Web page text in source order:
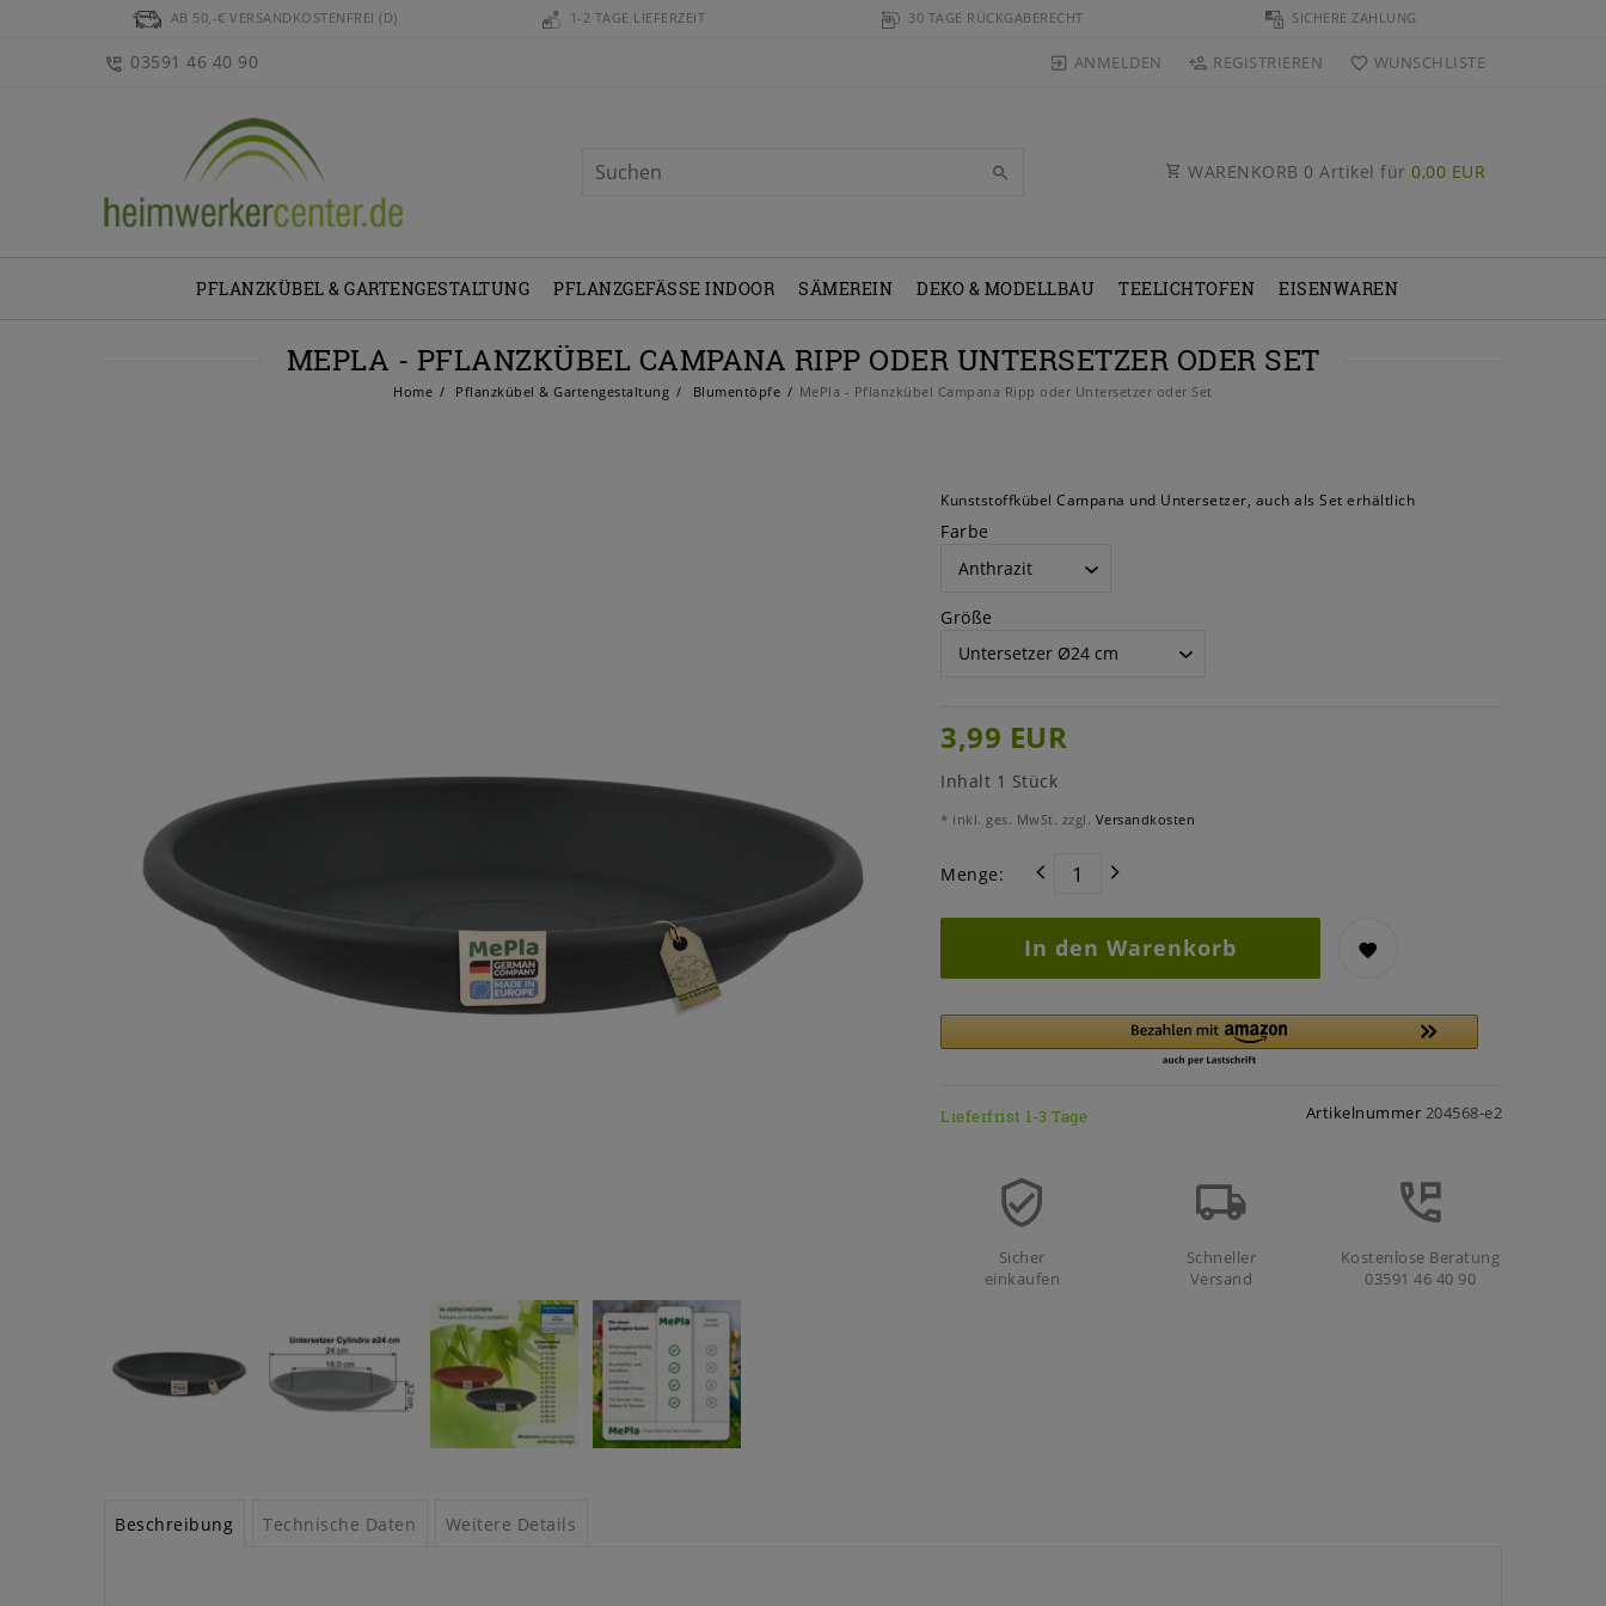
AB 50,-€ VERSANDKOSTENFREI (D) 1-2 TAGE LIEFERZEIT 30 TAGE RÜCKGABERECHT SICHERE ZAHLUNG
03591 46 40 90 ANMELDEN REGISTRIEREN WUNSCHLISTE
WARENKORB 0 Artikel für 0,00 EUR
PFLANZKÜBEL & GARTENGESTALTUNG PFLANZGEFÄSSE INDOOR SÄMEREIN DEKO & MODELLBAU TEELICHTOFEN EISENWAREN
MEPLA - PFLANZKÜBEL CAMPANA RIPP ODER UNTERSETZER ODER SET
Home Pflanzkübel & Gartengestaltung Blumentöpfe MePla - Pflanzkübel Campana Ripp oder Untersetzer oder Set
Kunststoffkübel Campana und Untersetzer, auch als Set erhältlich
Farbe
Größe
3,99 EUR
Inhalt 1 Stück
* inkl. ges. MwSt. zzgl. Versandkosten
Menge:
In den Warenkorb
Lieferfrist 1-3 Tage Artikelnummer 204568-e2
Sicher
einkaufen
Schneller
Versand
Kostenlose Beratung
03591 46 40 90
Beschreibung Technische Daten Weitere Details